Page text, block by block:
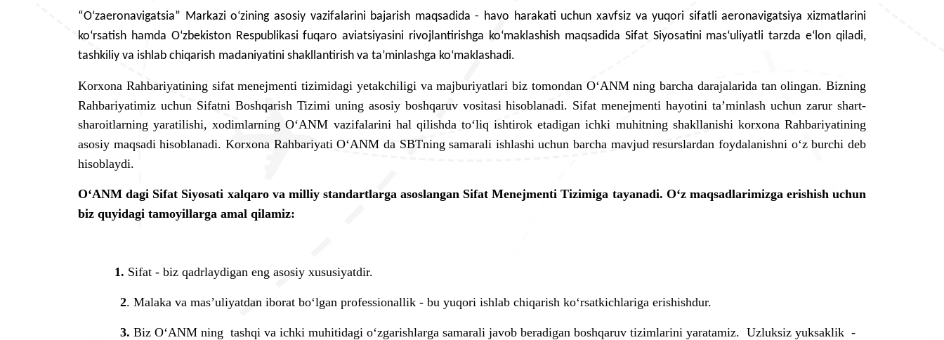
“O‘zaeronavigatsia” Markazi o‘zining asosiy vazifalarini bajarish maqsadida - havo harakati uchun xavfsiz va yuqori sifatli aeronavigatsiya xizmatlarini
ko‘rsatish hamda O‘zbekiston Respublikasi fuqaro aviatsiyasini rivojlantirishga ko‘maklashish maqsadida Sifat Siyosatini mas‘uliyatli tarzda e‘lon qiladi,
tashkiliy va ishlab chiqarish madaniyatini shakllantirish va ta’minlashga ko‘maklashadi.
Korxona Rahbariyatining sifat menejmenti tizimidagi yetakchiligi va majburiyatlari biz tomondan O‘ANM ning barcha darajalarida tan olingan. Bizning
Rahbariyatimiz uchun Sifatni Boshqarish Tizimi uning asosiy boshqaruv vositasi hisoblanadi. Sifat menejmenti hayotini ta’minlash uchun zarur shart-
sharoitlarning yaratilishi, xodimlarning O‘ANM vazifalarini hal qilishda to‘liq ishtirok etadigan ichki muhitning shakllanishi korxona Rahbariyatining
asosiy maqsadi hisoblanadi. Korxona Rahbariyati O‘ANM da SBTning samarali ishlashi uchun barcha mavjud resurslardan foydalanishni oʻz burchi deb
hisoblaydi.
O‘ANM dagi Sifat Siyosati xalqaro va milliy standartlarga asoslangan Sifat Menejmenti Tizimiga tayanadi. O‘z maqsadlarimizga erishish uchun
biz quyidagi tamoyillarga amal qilamiz:
1. Sifat - biz qadrlaydigan eng asosiy xususiyatdir.
2. Malaka va mas’uliyatdan iborat bo‘lgan professionallik - bu yuqori ishlab chiqarish ko‘rsatkichlariga erishishdur.
3. Biz O‘ANM ning tashqi va ichki muhitidagi o‘zgarishlarga samarali javob beradigan boshqaruv tizimlarini yaratamiz. Uzluksiz yuksaklik -